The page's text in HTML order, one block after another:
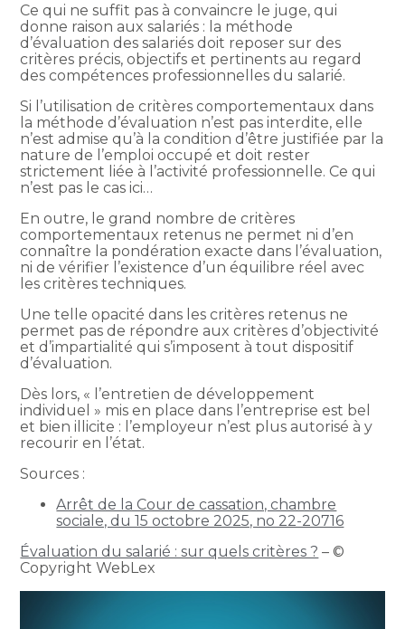
Ce qui ne suffit pas à convaincre le juge, qui
donne raison aux salariés : la méthode
d’évaluation des salariés doit reposer sur des
critères précis, objectifs et pertinents au regard
des compétences professionnelles du salarié.
Si l’utilisation de critères comportementaux dans
la méthode d’évaluation n’est pas interdite, elle
n’est admise qu’à la condition d’être justifiée par la
nature de l’emploi occupé et doit rester
strictement liée à l’activité professionnelle. Ce qui
n’est pas le cas ici…
En outre, le grand nombre de critères
comportementaux retenus ne permet ni d’en
connaître la pondération exacte dans l’évaluation,
ni de vérifier l’existence d’un équilibre réel avec
les critères techniques.
Une telle opacité dans les critères retenus ne
permet pas de répondre aux critères d’objectivité
et d’impartialité qui s’imposent à tout dispositif
d’évaluation.
Dès lors, « l’entretien de développement
individuel » mis en place dans l’entreprise est bel
et bien illicite : l’employeur n’est plus autorisé à y
recourir en l’état.
Sources :
Arrêt de la Cour de cassation, chambre
sociale, du 15 octobre 2025, no 22-20716
Évaluation du salarié : sur quels critères ? – ©
Copyright WebLex